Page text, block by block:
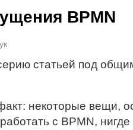
BPMN
статьей под
некоторые вещи,
с BPMN,